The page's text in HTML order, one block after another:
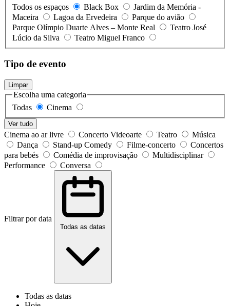
Todos os espaços
Black Box
Jardim da Memória -
Maceira
Lagoa da Ervedeira
Parque do avião
Parque Olímpio Duarte Alves – Monte Real
Teatro José
Lúcio da Silva
Teatro Miguel Franco
Tipo de evento
Limpar
Escolha uma categoria
Todas
Cinema
Ver tudo
Cinema ao ar livre Concerto Videoarte Teatro
Música
Dança
Stand-up Comedy Filme-concerto
Concertos
para bebés
Comédia de improvisação
Multidisciplinar
Performance
Conversa
Filtrar por data
Todas as datas
Todas as datas